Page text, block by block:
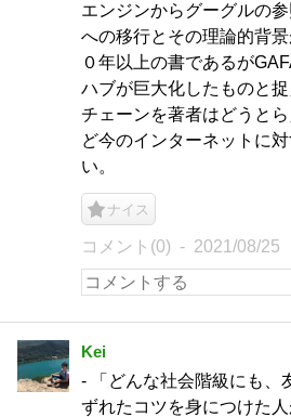
エンジンからグーグルの
への移行とその理論的背
０年以上の書であるが
ハブが巨大化したものと
チェーンを著者はどうと
ど今のインターネットに
い。
ナイス
コメント(0) 2021/08/25
Kei
- 「どんな社会階級にも、
ずれたコツを身につけた